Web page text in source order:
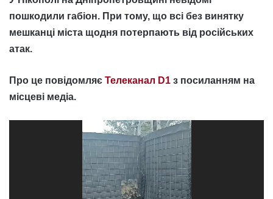
пошкодили габіон. При тому, що всі без винятку
мешканці міста щодня потерпають від російських
атак.
Про це повідомляє Телеканал D1 з посиланням на
місцеві медіа.